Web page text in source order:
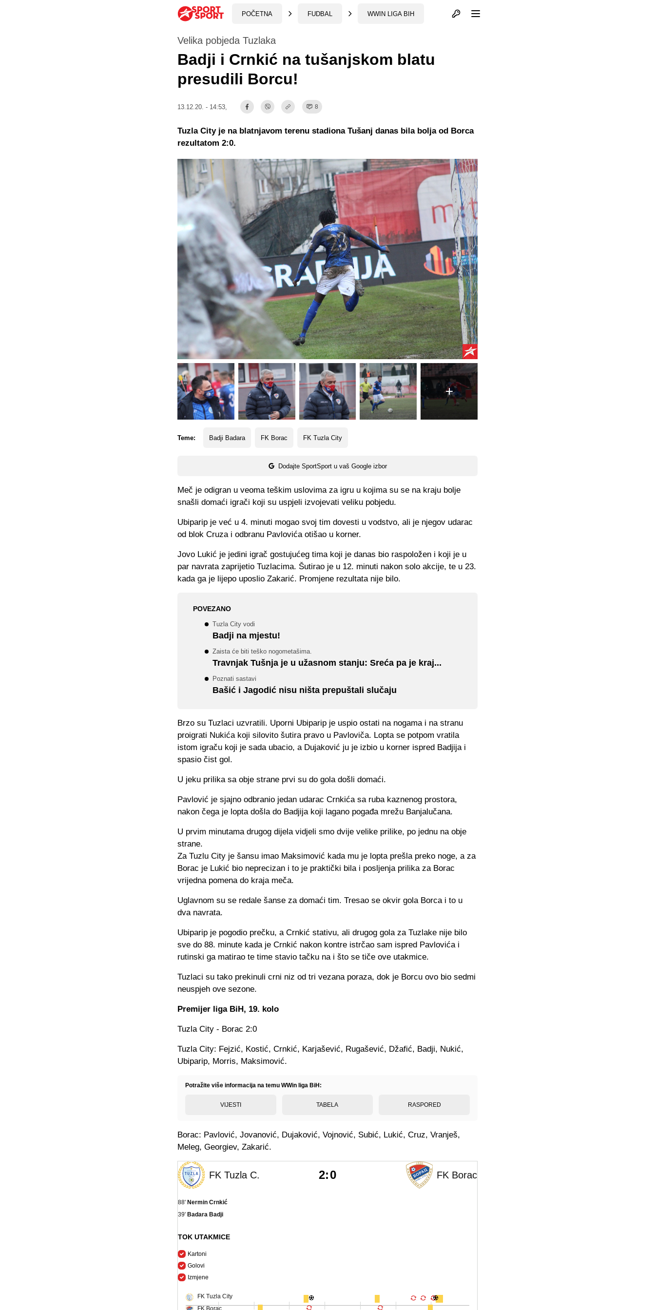
POČETNA FUDBAL WWIN LIGA BIH Otvori profil
Velika pobjeda Tuzlaka
Badji i Crnkić na tušanjskom blatu
presudili Borcu!
13.12.20. - 14:53, 8
Teme: Badji Badara FK Borac FK Tuzla City
Dodajte SportSport u vaš Google izbor
Tuzla City je na blatnjavom terenu stadiona Tušanj danas bila bolja od Borca
rezultatom 2:0.
Meč je odigran u veoma teškim uslovima za igru u kojima su se na kraju bolje
snašli domaći igrači koji su uspjeli izvojevati veliku pobjedu.
Ubiparip je već u 4. minuti mogao svoj tim dovesti u vodstvo, ali je njegov udarac
od blok Cruza i odbranu Pavlovića otišao u korner.
Jovo Lukić je jedini igrač gostujućeg tima koji je danas bio raspoložen i koji je u
par navrata zaprijetio Tuzlacima. Šutirao je u 12. minuti nakon solo akcije, te u 23.
kada ga je lijepo uposlio Zakarić. Promjene rezultata nije bilo.
POVEZANO
Tuzla City vodi
Badji na mjestu!
Zaista će biti teško nogometašima.
Travnjak Tušnja je u užasnom stanju: Sreća pa je kraj...
Poznati sastavi
Bašić i Jagodić nisu ništa prepuštali slučaju
Brzo su Tuzlaci uzvratili. Uporni Ubiparip je uspio ostati na nogama i na stranu
proigrati Nukića koji silovito šutira pravo u Pavloviča. Lopta se potpom vratila
istom igraču koji je sada ubacio, a Dujaković ju je izbio u korner ispred Badjija i
spasio čist gol.
U jeku prilika sa obje strane prvi su do gola došli domaći.
Pavlović je sjajno odbranio jedan udarac Crnkića sa ruba kaznenog prostora,
nakon čega je lopta došla do Badjija koji lagano pogađa mrežu Banjalučana.
U prvim minutama drugog dijela vidjeli smo dvije velike prilike, po jednu na obje
strane.
Za Tuzlu City je šansu imao Maksimović kada mu je lopta prešla preko noge, a za
Borac je Lukić bio neprecizan i to je praktički bila i posljenja prilika za Borac
vrijedna pomena do kraja meča.
Uglavnom su se redale šanse za domaći tim. Tresao se okvir gola Borca i to u
dva navrata.
Ubiparip je pogodio prečku, a Crnkić stativu, ali drugog gola za Tuzlake nije bilo
sve do 88. minute kada je Crnkić nakon kontre istrčao sam ispred Pavlovića i
rutinski ga matirao te time stavio tačku na i što se tiče ove utakmice.
Tuzlaci su tako prekinuli crni niz od tri vezana poraza, dok je Borcu ovo bio sedmi
neuspjeh ove sezone.
Premijer liga BiH, 19. kolo
Tuzla City - Borac 2:0
Tuzla City: Fejzić, Kostić, Crnkić, Karjašević, Rugašević, Džafić, Badji, Nukić,
Ubiparip, Morris, Maksimović.
Potražite više informacija na temu WWin liga BiH:
VIJESTI TABELA RASPORED
Borac: Pavlović, Jovanović, Dujaković, Vojnović, Subić, Lukić, Cruz, Vranješ,
Meleg, Georgiev, Zakarić.
FK Tuzla C. FK Borac
2:0
88' Nermin Crnkić
39' Badara Badji
TOK UTAKMICE
Kartoni
Golovi
Izmjene
FK Tuzla City